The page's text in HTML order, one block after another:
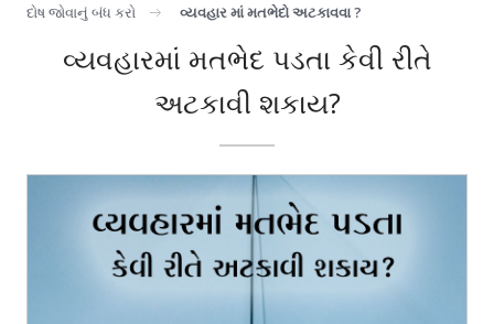
દોષ જોવાનું બંધ કરો
વ્યવહાર માં મતભેદો અટકાવવા ?
વ્યવહારમાં મતભેદ પડતા કેવી રીતે
અટકાવી શકાય?